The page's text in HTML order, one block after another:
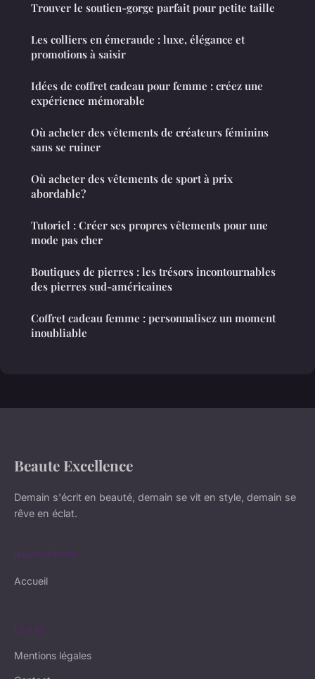
Trouver le soutien-gorge parfait pour petite taille
Les colliers en émeraude : luxe, élégance et
promotions à saisir
Idées de coffret cadeau pour femme : créez une
expérience mémorable
Où acheter des vêtements de créateurs féminins
sans se ruiner
Où acheter des vêtements de sport à prix
abordable?
Tutoriel : Créer ses propres vêtements pour une
mode pas cher
Boutiques de pierres : les trésors incontournables
des pierres sud-américaines
Coffret cadeau femme : personnalisez un moment
inoubliable
Beaute Excellence
Demain s'écrit en beauté, demain se vit en style, demain se
rêve en éclat.
NAVIGATION
Accueil
LÉGAL
Mentions légales